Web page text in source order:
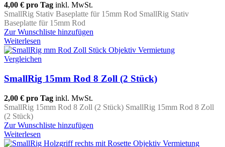
4,00 € pro Tag inkl. MwSt.
SmallRig Stativ Baseplatte für 15mm Rod SmallRig Stativ
Baseplatte für 15mm Rod
Zur Wunschliste hinzufügen
Weiterlesen
Vergleichen
SmallRig 15mm Rod 8 Zoll (2 Stück)
2,00 € pro Tag inkl. MwSt.
SmallRig 15mm Rod 8 Zoll (2 Stück) SmallRig 15mm Rod 8 Zoll
(2 Stück)
Zur Wunschliste hinzufügen
Weiterlesen